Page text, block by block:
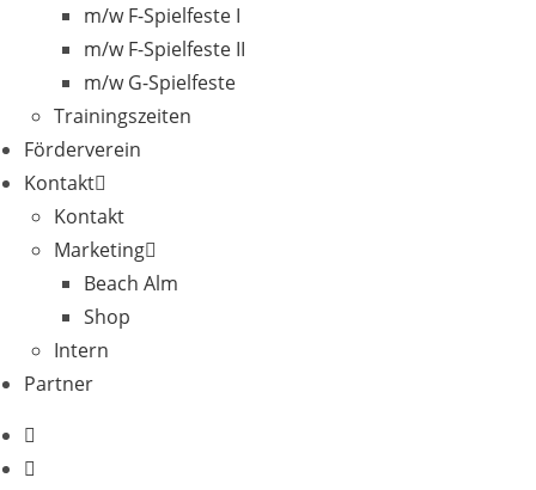
m/w F-Spielfeste I
m/w F-Spielfeste II
m/w G-Spielfeste
Trainingszeiten
Förderverein
Kontakt
Kontakt
Marketing
Beach Alm
Shop
Intern
Partner